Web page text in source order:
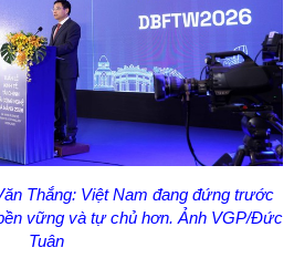
Thắng: Việt Nam đang đứng trước
vững và tự chủ hơn. Ảnh VGP/Đức
Tuân